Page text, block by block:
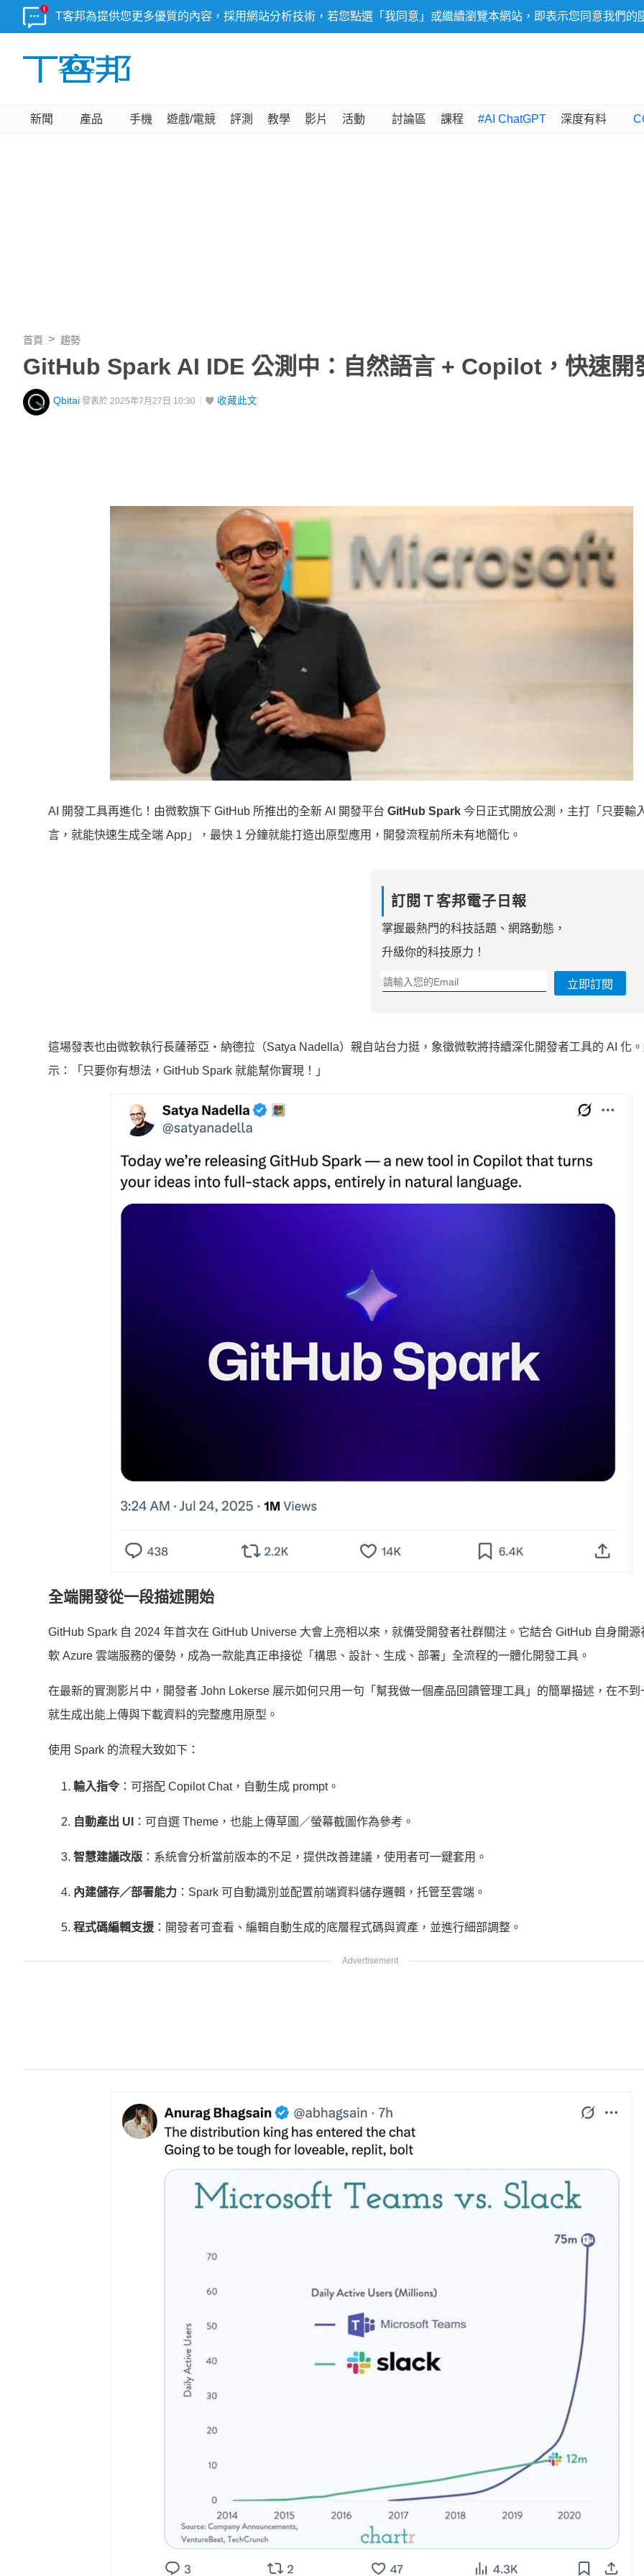
T客邦為提供您更多優質的內容，採用網站分析技術，若您點選「我同意」或繼續瀏覽本網站，即表示您同意我們的
新聞 產品 手機 遊戲/電競 評測 教學 影片 活動 討論區 課程 #AI ChatGPT 深度有料
首頁 趨勢
GitHub Spark AI IDE 公測中：自然語言 + Copilot，快速開
Qbitai 發表於 2025年7月27日 10:30 收藏此文
AI 開發工具再進化！由微軟旗下 GitHub 所推出的全新 AI 開發平台 GitHub Spark 今日正式開放公測，主打「只要輸
言，就能快速生成全端 App」，最快 1 分鐘就能打造出原型應用，開發流程前所未有地簡化。
訂閱Ｔ客邦電子日報
掌握最熱門的科技話題、網路動態，
升級你的科技原力！
立即訂閱
這場發表也由微軟執行長薩蒂亞・納德拉（Satya Nadella）親自站台力挺，象徵微軟將持續深化開發者工具的 AI 化
示：「只要你有想法，GitHub Spark 就能幫你實現！」
全端開發從一段描述開始
GitHub Spark 自 2024 年首次在 GitHub Universe 大會上亮相以來，就備受開發者社群關注。它結合 GitHub 自身開源
軟 Azure 雲端服務的優勢，成為一款能真正串接從「構思、設計、生成、部署」全流程的一體化開發工具。
在最新的實測影片中，開發者 John Lokerse 展示如何只用一句「幫我做一個產品回饋管理工具」的簡單描述，在不到
就生成出能上傳與下載資料的完整應用原型。
使用 Spark 的流程大致如下：
輸入指令 ：可搭配 Copilot Chat，自動生成 prompt。
自動產出 UI ：可自選 Theme，也能上傳草圖／螢幕截圖作為參考。
智慧建議改版 ：系統會分析當前版本的不足，提供改善建議，使用者可一鍵套用。
內建儲存／部署能力 ：Spark 可自動識別並配置前端資料儲存邏輯，托管至雲端。
程式碼編輯支援 ：開發者可查看、編輯自動生成的底層程式碼與資產，並進行細部調整。